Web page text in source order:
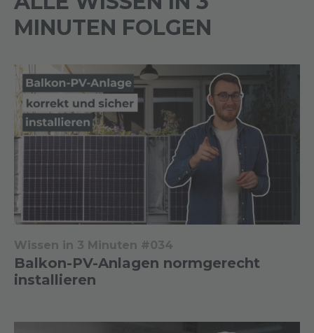
MINUTEN FOLGEN
Wissen in 3 Minuten #034
Balkon-PV-Anlagen normgerecht
installieren